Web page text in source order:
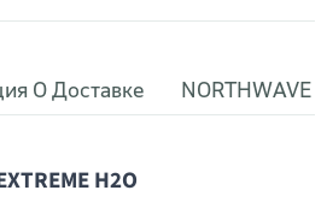
О Доставке NORTHWAVE
H2O